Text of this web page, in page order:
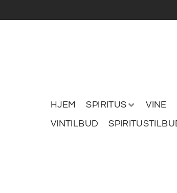
HJEM SPIRITUS VINE
VINTILBUD